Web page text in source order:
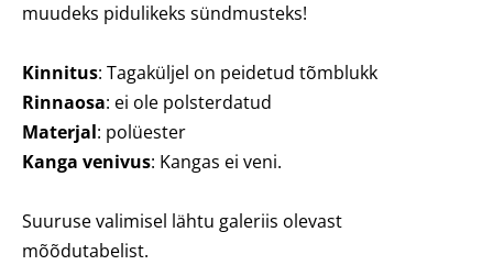
muudeks pidulikeks sündmusteks!
Kinnitus: Tagaküljel on peidetud tõmblukk
Rinnaosa: ei ole polsterdatud
Materjal: polüester
Kanga venivus: Kangas ei veni.
Suuruse valimisel lähtu galeriis olevast
mõõdutabelist.